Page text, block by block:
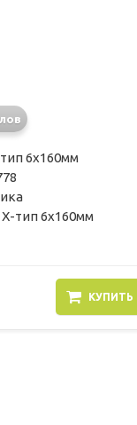
6х160мм
тип 6х160мм
КУПИТЬ